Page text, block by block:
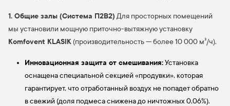
1. Общие залы (Система П2В2) Для просторных помещений
мы установили мощную приточно-вытяжную установку
Komfovent KLASIK (производительность — более 10 000 м³/ч).
Инновационная защита от смешивания:Установка
оснащена специальной секцией «продувки», которая
гарантирует, что отработанный воздух не попадет обратно
в свежий (доля подмеса снижена до ничтожных 0,06%).